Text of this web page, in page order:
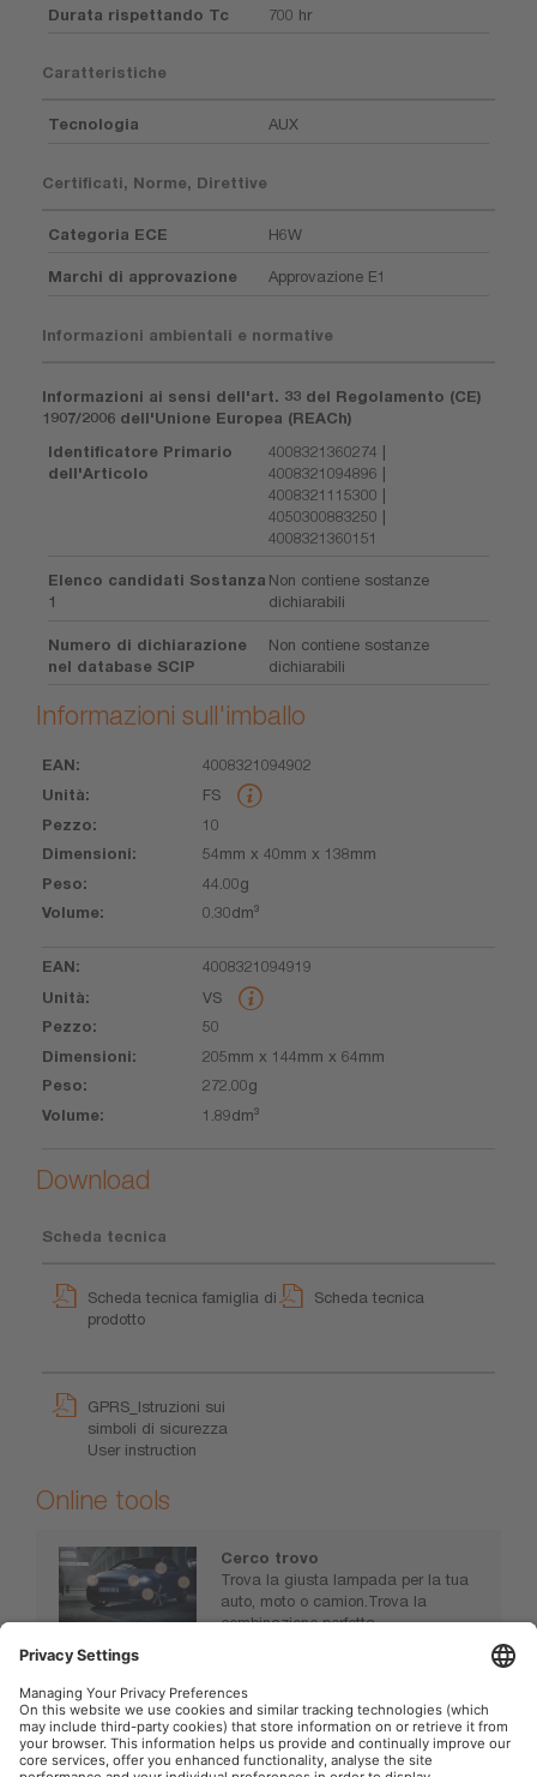
Durata rispettando Tc 700 hr
Caratteristiche
Tecnologia AUX
Certificati, Norme, Direttive
Categoria ECE H6W
Marchi di approvazione Approvazione E1
Informazioni ambientali e normative
Informazioni ai sensi dell'art. 33 del Regolamento (CE)
1907/2006 dell'Unione Europea (REACh)
Identificatore Primario
dell'Articolo
4008321360274 |
4008321094896 |
4008321115300 |
4050300883250 |
4008321360151
Elenco candidati Sostanza
1
Non contiene sostanze
dichiarabili
Numero di dichiarazione
nel database SCIP
Non contiene sostanze
dichiarabili
Informazioni sull'imballo
EAN Pezzo Dimensioni
4008321094902
FS
10
54mm x 40mm x 138mm
44.00g
0.30dm³
4008321094919
VS
50
205mm x 144mm x 64mm
272.00g
1.89dm³
Download
Scheda tecnica
Scheda tecnica famiglia di
prodotto
Scheda tecnica
GPRS_Istruzioni sui
simboli di sicurezza
User instruction
Online tools
Cerco trovo
Trova la giusta lampada per la tua
auto, moto o camion.Trova la
combinazione perfetta.